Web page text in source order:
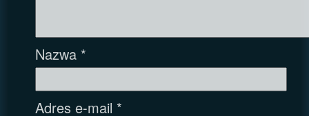
Nazwa *
Adres e-mail *